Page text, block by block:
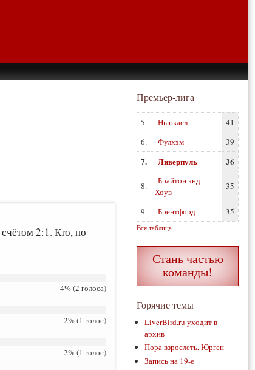
2:1. Кто, по
4% (2 голоса)
2% (1 голос)
2% (1 голос)
Премьер-лига
5. Ньюкасл
41
6.
Фулхэм 39
7. Ливерпуль 36
8.
Брайтон энд
Хоув
35
9. Брентфорд 35
Вся таблица
Стань частью
команды!
Горячие темы
LiverBird.ru уходит в
архив
Пора взрослеть, Юрген
Запись на 19-е